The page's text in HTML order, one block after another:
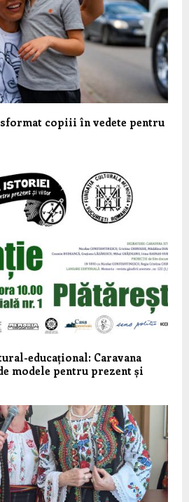
copiii în vedete pentru
educațional: Caravana
modele pentru prezent și